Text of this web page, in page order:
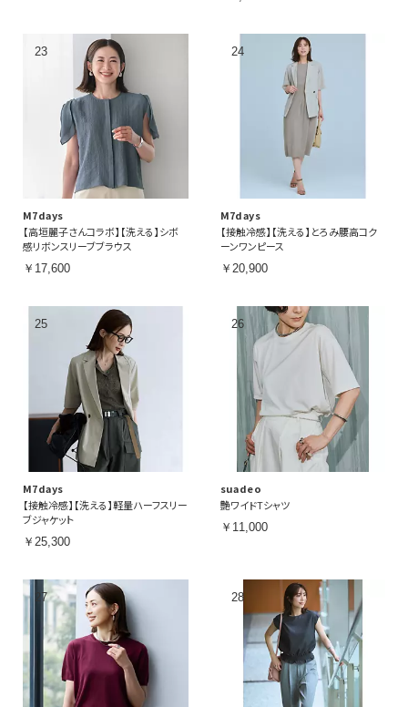
M7days
【高垣麗子さんコラボ】【洗える】シボ
感リボンスリーブブラウス
￥17,600
M7days
【接触冷感】【洗える】とろみ腰高コク
ーンワンピース
￥20,900
M7days
【接触冷感】【洗える】軽量ハーフスリー
ブジャケット
￥25,300
suadeo
艶ワイドTシャツ
￥11,000